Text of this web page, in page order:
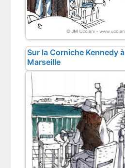
Sur la Corniche Kennedy à
Marseille